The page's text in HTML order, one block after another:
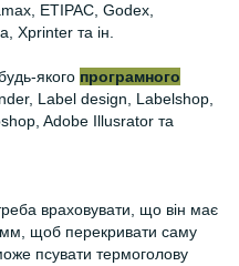
ETIPAC, Godex,
Xprinter та ін.
якого програмного
Label design, Labelshop,
Adobe Illusrator та
враховувати, що він має
щоб перекривати саму
псувати термоголову